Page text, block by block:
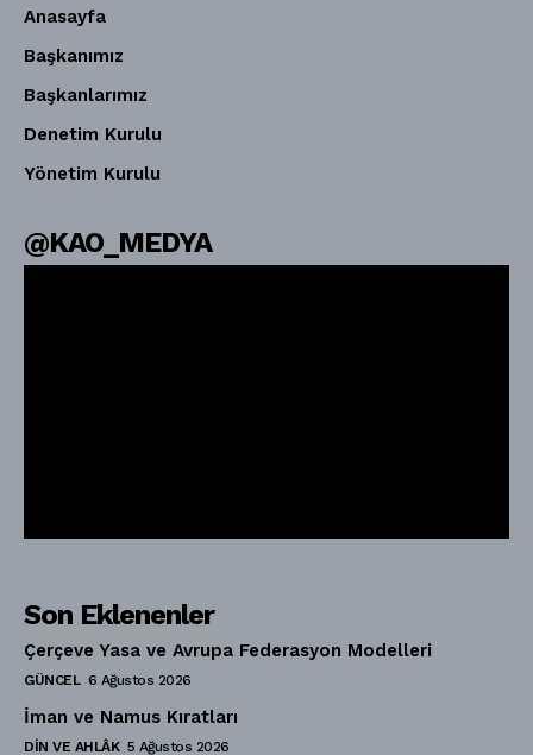
Anasayfa
Başkanımız
Başkanlarımız
Denetim Kurulu
Yönetim Kurulu
@KAO_MEDYA
Son Eklenenler
Çerçeve Yasa ve Avrupa Federasyon Modelleri
GÜNCEL 6 Ağustos 2026
İman ve Namus Kıratları
DIN VE AHLÂK 5 Ağustos 2026